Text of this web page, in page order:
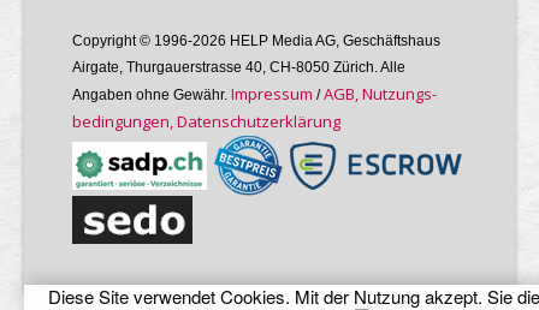
Copyright © 1996-2026 HELP Media AG, Geschäftshaus
Airgate, Thurgauer­strasse 40, CH-8050 Zürich. Alle
Angaben ohne Gewähr. Im­pres­sum /AGB, Nutzungs­
bedin­gungen, Daten­schutz­er­klärung
Diese Site verwendet Cookies. Mit der Nutzung akzept. Sie die